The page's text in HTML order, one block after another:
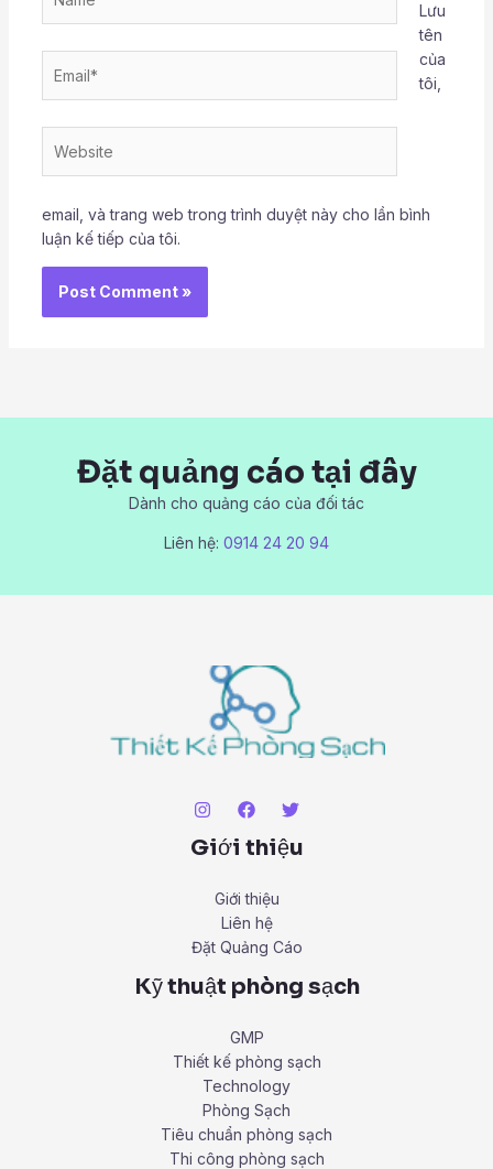
Lưu
tên
của
tôi,
email, và trang web trong trình duyệt này cho lần bình
luận kế tiếp của tôi.
Đặt quảng cáo tại đây
Dành cho quảng cáo của đối tác
Liên hệ: 0914 24 20 94
Giới thiệu
Giới thiệu
Liên hệ
Đặt Quảng Cáo
Kỹ thuật phòng sạch
GMP
Thiết kế phòng sạch
Technology
Phòng Sạch
Tiêu chuẩn phòng sạch
Thi công phòng sạch